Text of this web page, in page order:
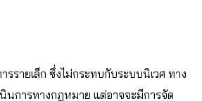
รายเล็ก ซึ่งไม่กระทบกับระบบนิเวศ ทาง
นินการทางกฎหมาย แต่อาจจะมีการจัด